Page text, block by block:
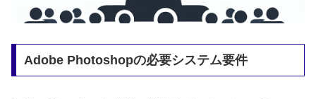
Adobe Photoshopの必要システム要件